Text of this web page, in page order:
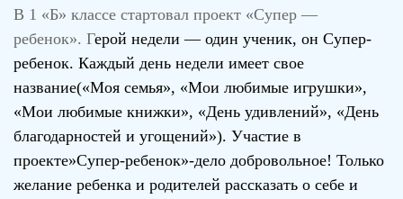
В 1 «Б» классе стартовал проект «Супер —
ребенок». Герой недели — один ученик, он Супер-
ребенок. Каждый день недели имеет свое
название(«Моя семья», «Мои любимые игрушки»,
«Мои любимые книжки», «День удивлений», «День
благодарностей и угощений»). Участие в
проекте»Супер-ребенок»-дело добровольное! Только
желание ребенка и родителей рассказать о себе и